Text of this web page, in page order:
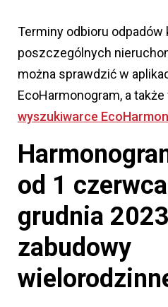
Terminy odbioru odpadów
poszczególnych
można sprawdzić w
EcoHarmonogram, a także
wyszukiwarce
od 1
grudnia
zabudowy